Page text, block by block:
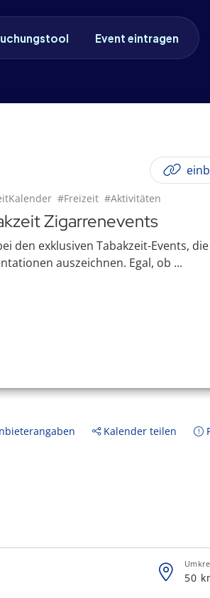
Event eintragen
#Freizeit #Aktivitäten
Zigarrenevents
den exklusiven Tabakzeit-Events,
auszeichnen. Egal, ob ...
Kalender teilen
50